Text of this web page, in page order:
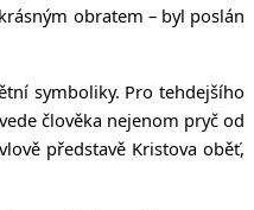
obratem – byl poslán
symboliky. Pro tehdejšího
člověka nejenom pryč od
představě Kristova oběť,